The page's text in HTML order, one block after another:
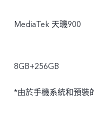
MediaTek 天璣900
8GB+256GB
*由於手機系統和預裝